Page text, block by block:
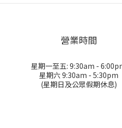
營業時間
星期一至五: 9:30am -
星期六 9:30am - 5:30pm
(星期日及公眾假期休息)